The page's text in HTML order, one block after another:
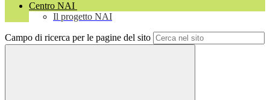
Centro NAI
Il progetto NAI
Campo di ricerca per le pagine del sito